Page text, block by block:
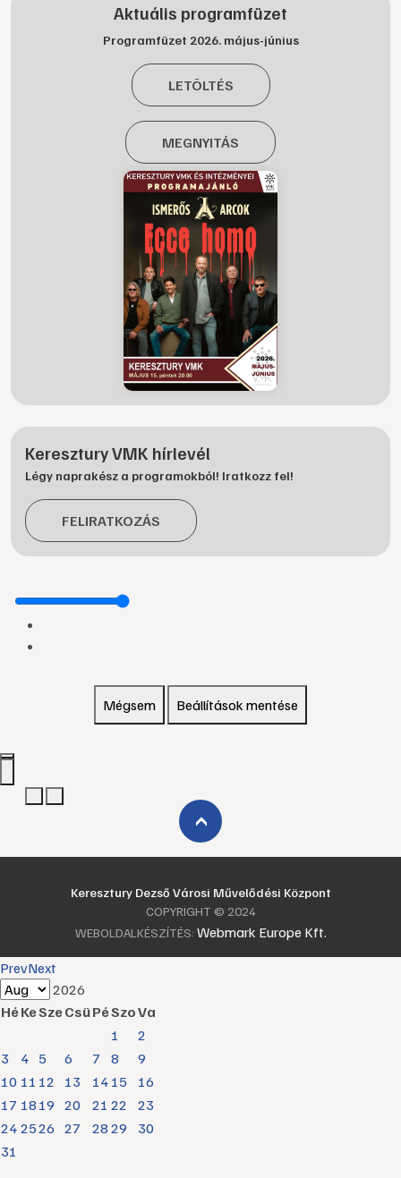
Aktuális programfüzet
Programfüzet 2026. május-június
LETÖLTÉS
MEGNYITÁS
Keresztury VMK hírlevél
Légy naprakész a programokból! Iratkozz fel!
FELIRATKOZÁS
Mégsem Beállítások mentése
›
Keresztury Dezső Városi Művelődési Központ
COPYRIGHT © 2024
WEBOLDALKÉSZÍTÉS: Webmark Europe Kft.
PrevNext
2026
HéKeSzeCsüPéSzoVa
1
2
3
4 5 6 7 8
9
10 11 12 13 14 15
16
17 18 19 20 21 22
23
24 2526 27 28 29
30
31